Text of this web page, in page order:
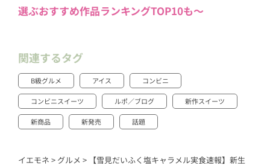
選ぶおすすめ作品ランキングTOP10も〜
関連するタグ
B級グルメ アイス コンビニ
コンビニスイーツ ルポ／ブログ 新作スイーツ
新商品 新発売 話題
イエモネ > グルメ > 【雪見だいふく塩キャラメル実食速報】新生